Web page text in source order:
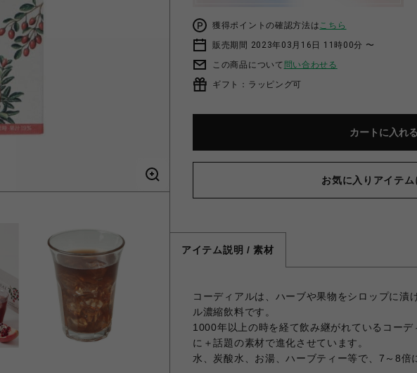
獲得ポイントの確認方法はこちら
販売期間 2023年03月16日 11時00分 〜
この商品について 問い合わせる
ギフト：ラッピング可
カートに入れる
お気に入りアイテム
アイテム説明 / 素材
コーディアルは、ハーブや果物をシロップに漬
ル濃縮飲料です。
1000年以上の時を経て飲み継がれているコー
に＋話題の素材で進化させています。
水、炭酸水、お湯、ハーブティー等で、7～8倍